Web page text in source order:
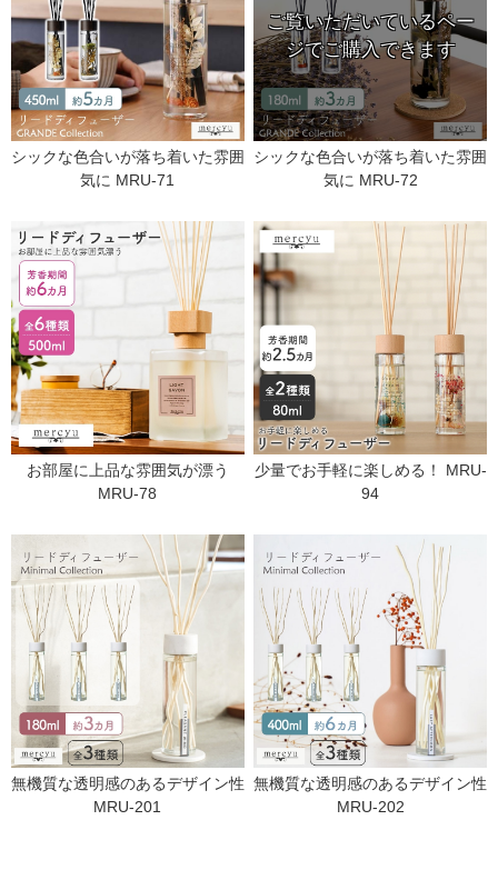
シックな色合いが落ち着いた雰囲
気に MRU-71
シックな色合いが落ち着いた雰囲
気に MRU-72
お部屋に上品な雰囲気が漂う
MRU-78
少量でお手軽に楽しめる！ MRU-
94
無機質な透明感のあるデザイン性
MRU-201
無機質な透明感のあるデザイン性
MRU-202